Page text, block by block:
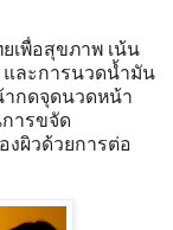
เพื่อสุขภาพ เน้น
และการนวดน้ำมัน
ากดจุดนวดหน้า
ารขจัด
งผิวด้วยการต่อ